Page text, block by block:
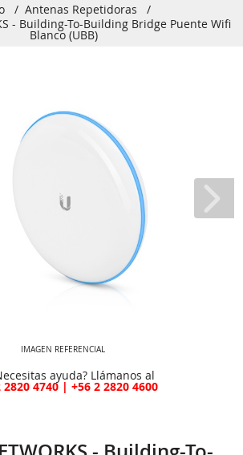
/ Antenas Repetidoras
/
- Building-To-Building Bridge Puente Wifi
Blanco (UBB)
IMAGEN REFERENCIAL
ayuda? Llámanos al
2820 4740 | +56 2 2820 4600